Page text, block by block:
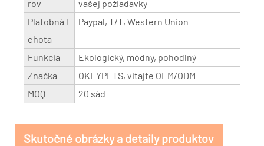
rov
vašej požiadavky
Platobná l
ehota
Paypal, T/T, Western Union
Funkcia
Ekologický, módny, pohodlný
Značka
OKEYPETS, vitajte OEM/ODM
MOQ
20 sád
Skutočné obrázky a detaily produktov